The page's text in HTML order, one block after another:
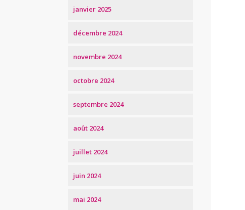
janvier 2025
décembre 2024
novembre 2024
octobre 2024
septembre 2024
août 2024
juillet 2024
juin 2024
mai 2024